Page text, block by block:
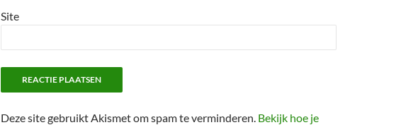
Site
Deze site gebruikt Akismet om spam te verminderen. Bekijk hoe je